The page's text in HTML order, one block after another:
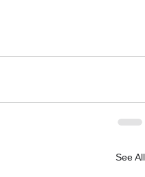
See All